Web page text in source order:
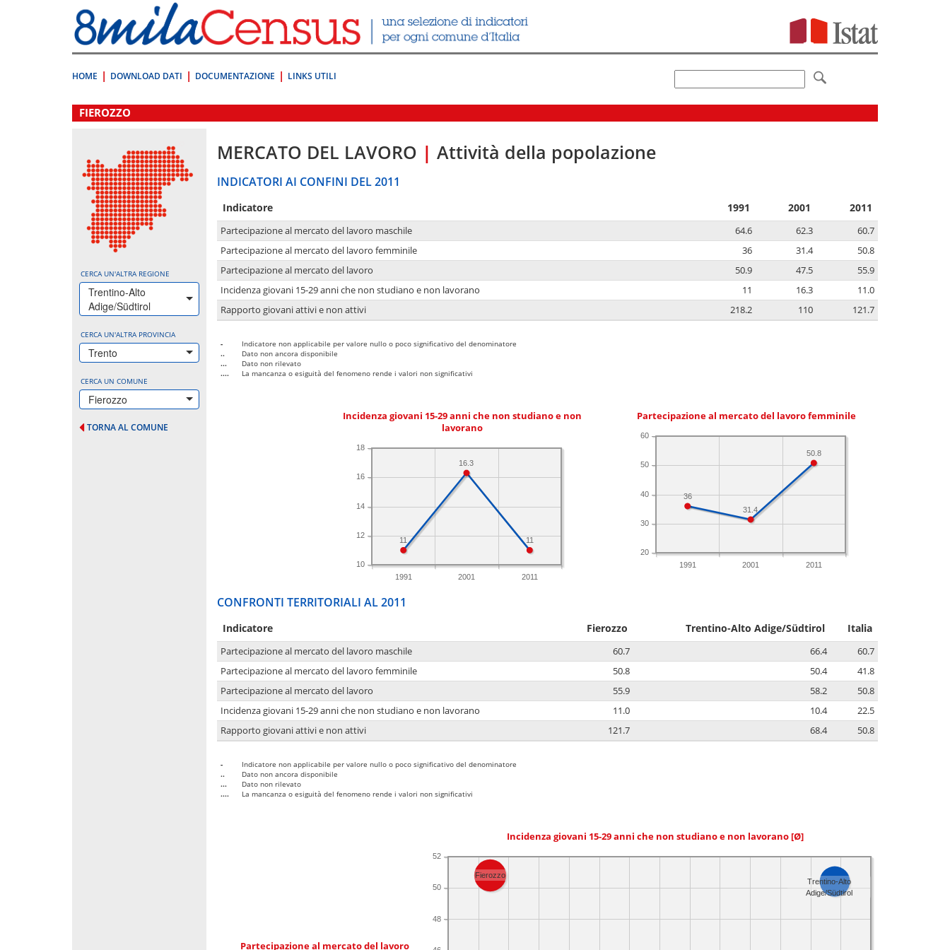
direttamente
a:
Contenuto
HOME DOWNLOAD DATI DOCUMENTAZIONE LINKS UTILI
.
FIEROZZO
CERCA UN'ALTRA REGIONE
Trentino-Alto
Adige/Südtirol
CERCA UN'ALTRA PROVINCIA
Trento
CERCA UN COMUNE
Fierozzo
TORNA AL COMUNE
MERCATO DEL LAVORO | Attività della popolazione
INDICATORI AI CONFINI DEL 2011
Indicatore 1991 2001 2011
Partecipazione al mercato del lavoro maschile 64.6 62.3
60.7
Partecipazione al mercato del lavoro femminile
36 31.4
50.8
Partecipazione al mercato del lavoro
50.9 47.5
55.9
Incidenza giovani 15-29 anni che non studiano e non lavorano
11 16.3
11.0
Rapporto giovani attivi e non attivi
218.2 110 121.7
-
Indicatore non applicabile per valore nullo o poco significativo del denominatore
..
Dato non ancora disponibile
...
Dato non rilevato
....
La mancanza o esiguità del fenomeno rende i valori non significativi
Incidenza giovani 15-29 anni che non studiano e non
lavorano
1991 2001 2011
10
12
14
16
18
11
16.3
11
Partecipazione al mercato del lavoro femminile
1991 2001 2011
20
30
40
50
60
50.8
31.4
36
CONFRONTI TERRITORIALI AL 2011
Indicatore Fierozzo Trentino-Alto Adige/Südtirol Italia
Partecipazione al mercato del lavoro maschile 60.7 66.4
60.7
Partecipazione al mercato del lavoro femminile
50.8 50.4
41.8
Partecipazione al mercato del lavoro
55.9 58.2
50.8
Incidenza giovani 15-29 anni che non studiano e non lavorano
11.0 10.4
22.5
Rapporto giovani attivi e non attivi
121.7 68.4 50.8
-
Indicatore non applicabile per valore nullo o poco significativo del denominatore
..
Dato non ancora disponibile
...
Dato non rilevato
....
La mancanza o esiguità del fenomeno rende i valori non significativi
Incidenza giovani 15-29 anni che non studiano e non lavorano [Ø]
Partecipazione al mercato del lavoro
48
50
52
Fierozzo
Trentino-Alto
Adige/Südtirol